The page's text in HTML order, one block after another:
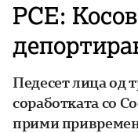
РСЕ:
Педесет лица од
соработката со
прими